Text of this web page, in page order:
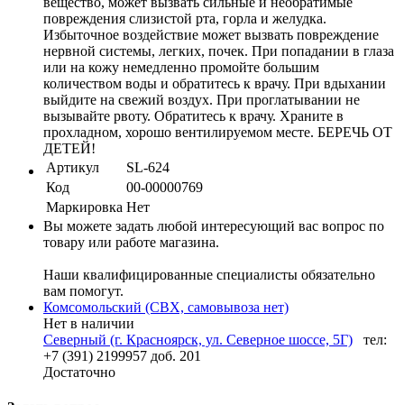
повреждения слизистой рта, горла и желудка.
Избыточное воздействие может вызвать повреждение
нервной системы, легких, почек. При попадании в глаза
или на кожу немедленно промойте большим
количеством воды и обратитесь к врачу. При вдыхании
выйдите на свежий воздух. При проглатывании не
вызывайте рвоту. Обратитесь к врачу. Храните в
прохладном, хорошо вентилируемом месте. БЕРЕЧЬ ОТ
ДЕТЕЙ!
Артикул
SL-624
Код
00-00000769
Маркировка Нет
Вы можете задать любой интересующий вас вопрос по
товару или работе магазина.
Наши квалифицированные специалисты обязательно
вам помогут.
Комсомольский (СВХ, самовывоза нет)
Нет в наличии
Северный (г. Красноярск, ул. Северное шоссе, 5Г)
тел:
+7 (391) 2199957 доб. 201
Достаточно